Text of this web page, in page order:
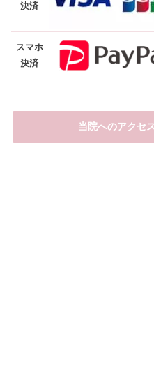
決済
スマホ
決済
当院へのアクセ